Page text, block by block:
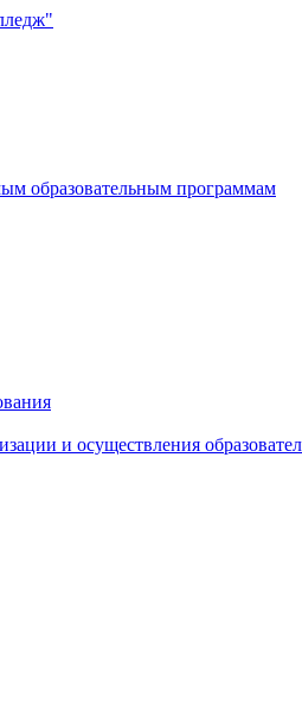
образовательным программам
и осуществления